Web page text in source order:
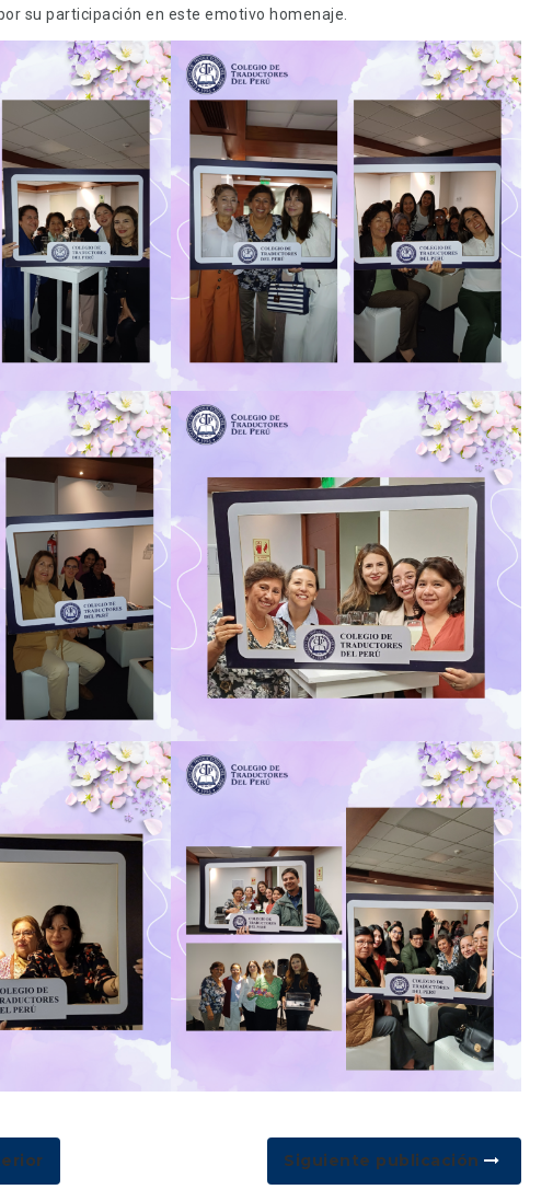
su participación en este emotivo homenaje.
Siguiente publicación